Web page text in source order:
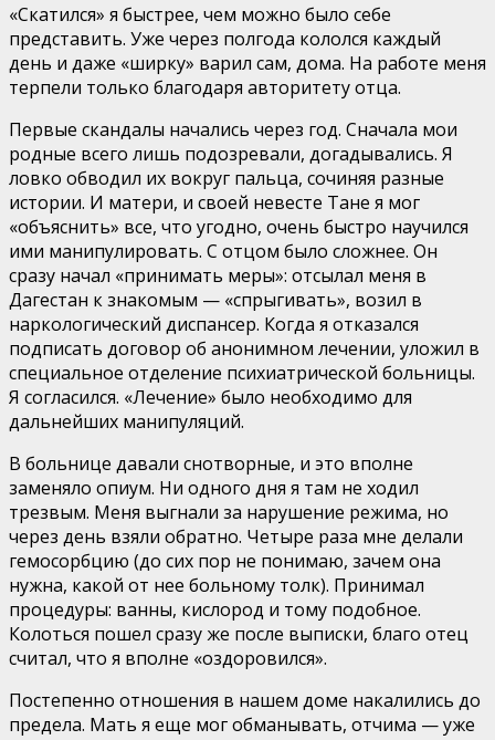
«Скатился» я быстрее, чем можно было себе
представить. Уже через полгода кололся каждый
день и даже «ширку» варил сам, дома. На работе меня
терпели только благодаря авторитету отца.
Первые скандалы начались через год. Сначала мои
родные всего лишь подозревали, догадывались. Я
ловко обводил их вокруг пальца, сочиняя разные
истории. И матери, и своей невесте Тане я мог
«объяснить» все, что угодно, очень быстро научился
ими манипулировать. С отцом было сложнее. Он
сразу начал «принимать меры»: отсылал меня в
Дагестан к знакомым — «спрыгивать», возил в
наркологический диспансер. Когда я отказался
подписать договор об анонимном лечении, уложил в
специальное отделение психиатрической больницы.
Я согласился. «Лечение» было необходимо для
дальнейших манипуляций.
В больнице давали снотворные, и это вполне
заменяло опиум. Ни одного дня я там не ходил
трезвым. Меня выгнали за нарушение режима, но
через день взяли обратно. Четыре раза мне делали
гемосорбцию (до сих пор не понимаю, зачем она
нужна, какой от нее больному толк). Принимал
процедуры: ванны, кислород и тому подобное.
Колоться пошел сразу же после выписки, благо отец
считал, что я вполне «оздоровился».
Постепенно отношения в нашем доме накалились до
предела. Мать я еще мог обманывать, отчима — уже